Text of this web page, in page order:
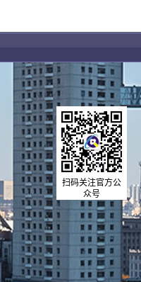
扫码关注官方公
众号